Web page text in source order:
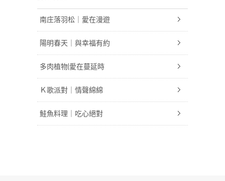
南庄落羽松｜愛在漫遊
陽明春天｜與幸福有約
多肉植物|愛在蔓延時
Ｋ歌派對｜情聲綿綿
鮭魚料理｜吃心絕對